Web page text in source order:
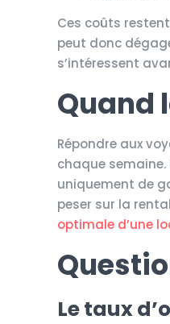
Ces coûts
peut donc
s’intéressent
Quand
Répondre aux
chaque
uniquement de
peser sur la
optimale d’une
Le taux